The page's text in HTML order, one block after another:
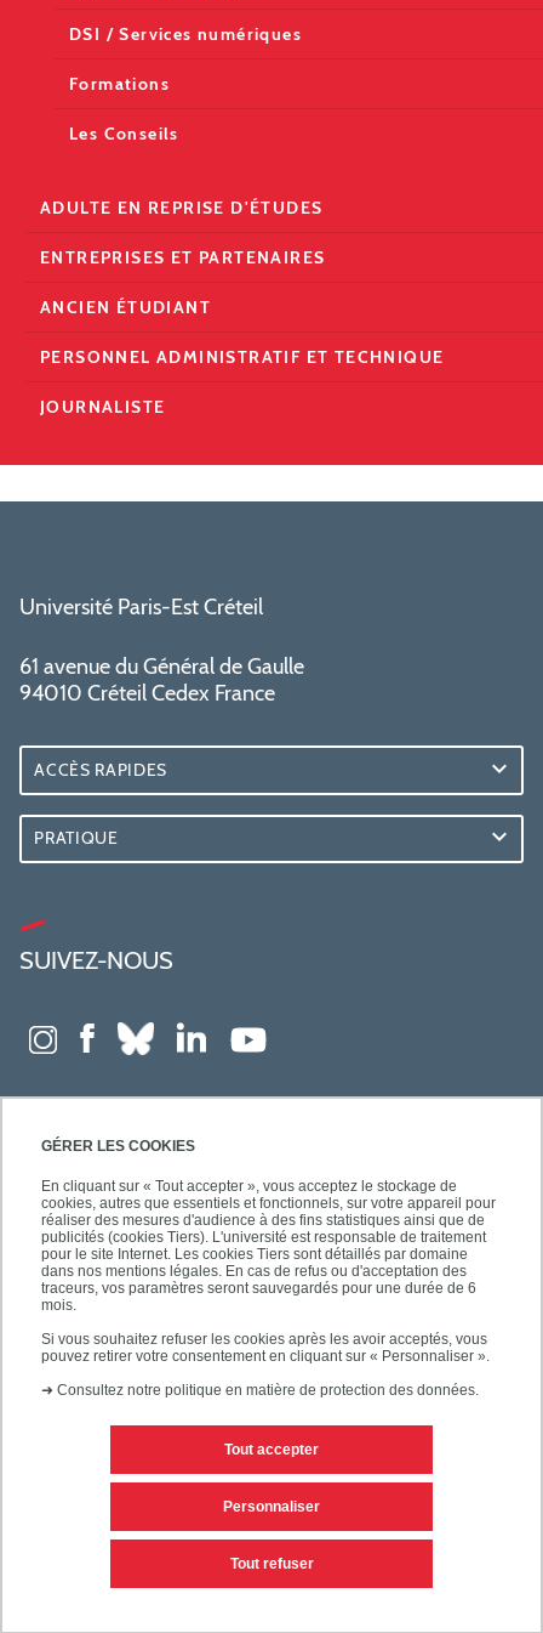
GÉRER LES COOKIES
En cliquant sur « Tout accepter », vous acceptez le stockage de
cookies, autres que essentiels et fonctionnels, sur votre appareil pour
réaliser des mesures d'audience à des fins statistiques ainsi que de
publicités (cookies Tiers). L'université est responsable de traitement
pour le site Internet. Les cookies Tiers sont détaillés par domaine
dans nos mentions légales. En cas de refus ou d'acceptation des
traceurs, vos paramètres seront sauvegardés pour une durée de 6
mois.
Si vous souhaitez refuser les cookies après les avoir acceptés, vous
pouvez retirer votre consentement en cliquant sur « Personnaliser ».
➜ Consultez notre politique en matière de protection des données.
Tout accepter
Tout refuser
Personnaliser
DSI / Services numériques
Formations
Les Conseils
ADULTE EN REPRISE D'ÉTUDES
ENTREPRISES ET PARTENAIRES
ANCIEN ÉTUDIANT
PERSONNEL ADMINISTRATIF ET TECHNIQUE
JOURNALISTE
Université Paris-Est Créteil
61 avenue du Général de Gaulle
94010 Créteil Cedex France
ACCÈS RAPIDES
PRATIQUE
SUIVEZ-NOUS
Mentions légales
Personnaliser les cookies Plan du site